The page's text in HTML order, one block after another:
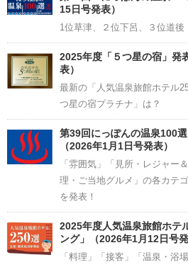
15日号発表）
1位草津、２位下呂、３位道後
2025年度「５つ星の宿」発
表）
最新の「人気温泉旅館ホテル
つ星の宿プラチナ」は？
第39回にっぽんの温泉100
（2026年1月1日号発表）
「雰囲気」「見所・レジャー
理・ご当地グルメ」の各カテ
を発表！
2025年度人気温泉旅館ホテ
ング」（2026年1月12日号発
「料理」「接客」「温泉・浴